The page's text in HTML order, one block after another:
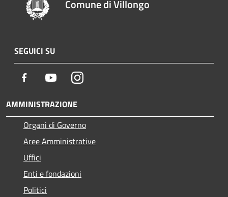
Comune di Villongo
SEGUICI SU
Facebook YoutubeInstagram
AMMINISTRAZIONE
Organi di Governo
Aree Amministrative
Uffici
Enti e fondazioni
Politici